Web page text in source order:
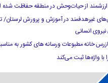
از حیات‌وحش در منطقه حفاظت شده
غیرهدفمند در آموزش و پرورش لرستان/
انسانی
خانه مطبوعات ورسانه های کشور به
با واژه‌ها ثبت می‌کند